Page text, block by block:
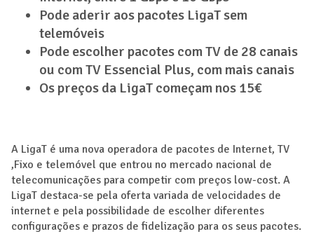
Pode aderir aos pacotes LigaT sem
telemóveis
Pode escolher pacotes com TV de 28 canais
ou com TV Essencial Plus, com mais canais
Os preços da LigaT começam nos 15€
A LigaT é uma nova operadora de pacotes de Internet, TV
,Fixo e telemóvel que entrou no mercado nacional de
telecomunicações para competir com preços low-cost. A
LigaT destaca-se pela oferta variada de velocidades de
internet e pela possibilidade de escolher diferentes
configurações e prazos de fidelização para os seus pacotes.